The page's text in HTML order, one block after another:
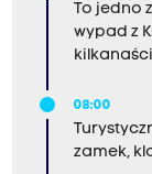
To jedno
wypad z
08:00
zamek,